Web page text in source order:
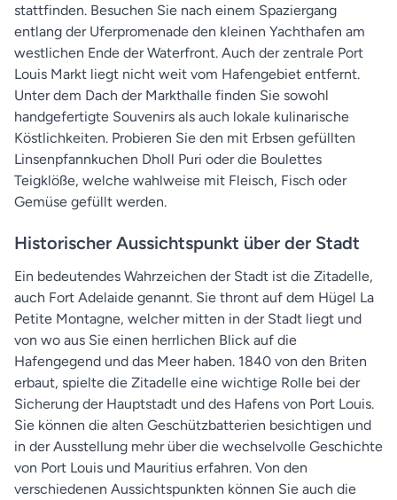
stattfinden. Besuchen Sie nach einem Spaziergang
entlang der Uferpromenade den kleinen Yachthafen am
westlichen Ende der Waterfront. Auch der zentrale Port
Louis Markt liegt nicht weit vom Hafengebiet entfernt.
Unter dem Dach der Markthalle finden Sie sowohl
handgefertigte Souvenirs als auch lokale kulinarische
Köstlichkeiten. Probieren Sie den mit Erbsen gefüllten
Linsenpfannkuchen Dholl Puri oder die Boulettes
Teigklöße, welche wahlweise mit Fleisch, Fisch oder
Gemüse gefüllt werden.
Historischer Aussichtspunkt über der Stadt
Ein bedeutendes Wahrzeichen der Stadt ist die Zitadelle,
auch Fort Adelaide genannt. Sie thront auf dem Hügel La
Petite Montagne, welcher mitten in der Stadt liegt und
von wo aus Sie einen herrlichen Blick auf die
Hafengegend und das Meer haben. 1840 von den Briten
erbaut, spielte die Zitadelle eine wichtige Rolle bei der
Sicherung der Hauptstadt und des Hafens von Port Louis.
Sie können die alten Geschützbatterien besichtigen und
in der Ausstellung mehr über die wechselvolle Geschichte
von Port Louis und Mauritius erfahren. Von den
verschiedenen Aussichtspunkten können Sie auch die